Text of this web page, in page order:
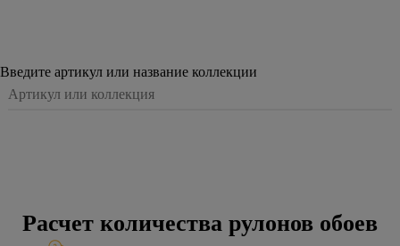
Введите артикул или название коллекции
Расчет количества рулонов обоев